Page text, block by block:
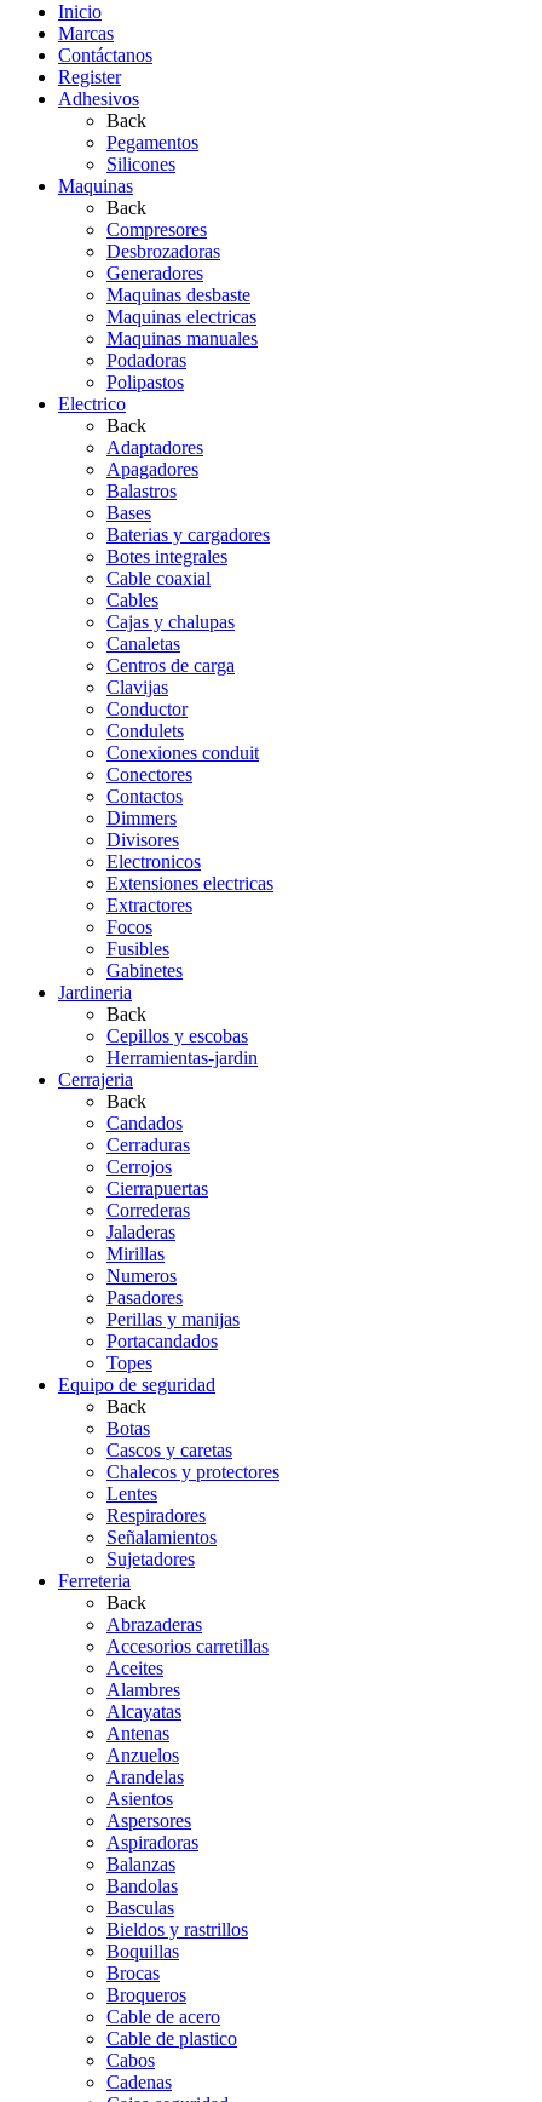
Inicio
Marcas
Contáctanos
Register
Adhesivos
Back
Pegamentos
Silicones
Maquinas
Back
Compresores
Desbrozadoras
Generadores
Maquinas desbaste
Maquinas electricas
Maquinas manuales
Podadoras
Polipastos
Electrico
Back
Adaptadores
Apagadores
Balastros
Bases
Baterias y cargadores
Botes integrales
Cable coaxial
Cables
Cajas y chalupas
Canaletas
Centros de carga
Clavijas
Conductor
Condulets
Conexiones conduit
Conectores
Contactos
Dimmers
Divisores
Electronicos
Extensiones electricas
Extractores
Focos
Fusibles
Gabinetes
Jardineria
Back
Cepillos y escobas
Herramientas-jardin
Cerrajeria
Back
Candados
Cerraduras
Cerrojos
Cierrapuertas
Correderas
Jaladeras
Mirillas
Numeros
Pasadores
Perillas y manijas
Portacandados
Topes
Equipo de seguridad
Back
Botas
Cascos y caretas
Chalecos y protectores
Lentes
Respiradores
Señalamientos
Sujetadores
Ferreteria
Back
Abrazaderas
Accesorios carretillas
Aceites
Alambres
Alcayatas
Antenas
Anzuelos
Arandelas
Asientos
Aspersores
Aspiradoras
Balanzas
Bandolas
Basculas
Bieldos y rastrillos
Boquillas
Brocas
Broqueros
Cable de acero
Cable de plastico
Cabos
Cadenas